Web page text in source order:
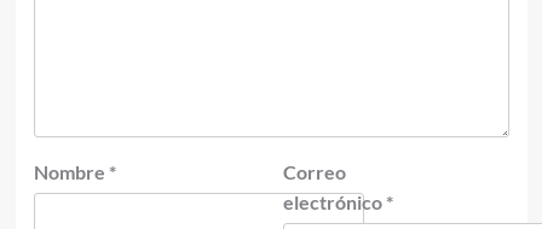
Nombre *
Correo
electrónico *